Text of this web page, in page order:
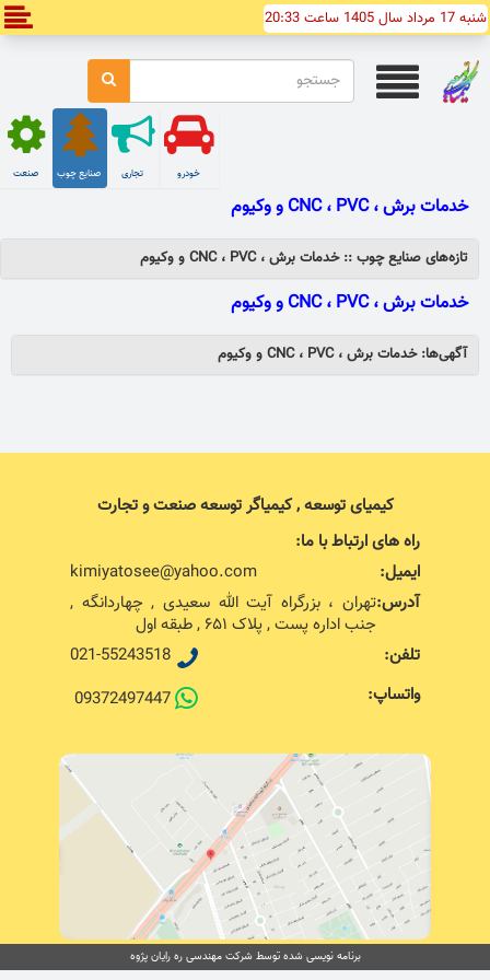
شنبه 17 مرداد سال 1405 ساعت 20:33
صنعت صنایع چوب تجاری خودرو
خدمات برش ، CNC ، PVC و وکيوم
تازه‌های صنایع چوب :: خدمات برش ، CNC ، PVC و وکيوم
خدمات برش ، CNC ، PVC و وکيوم
آگهی‌ها: خدمات برش ، CNC ، PVC و وکيوم
کیمیای توسعه , کیمیاگر توسعه صنعت و تجارت
راه های ارتباط با ما:
ایمیل:
kimiyatosee@yahoo.com
آدرس:تهران ، بزرگراه آیت الله سعیدی , چهاردانگه ,
جنب اداره پست , پلاک ۶۵۱ , طبقه اول
تلفن:
021-55243518
واتساپ:
09372497447
برنامه نویسی شده توسط شرکت مهندسی ره رایان پژوه